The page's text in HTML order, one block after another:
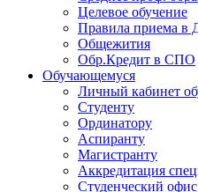
Целевое обучение
Правила приема в
Общежития
Обр.Кредит в СПО
Обучающемуся
Личный кабинет
Студенту
Ординатору
Аспиранту
Магистранту
Аккредитация
Студенческий офис